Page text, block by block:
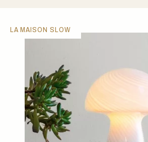
LA MAISON SLOW